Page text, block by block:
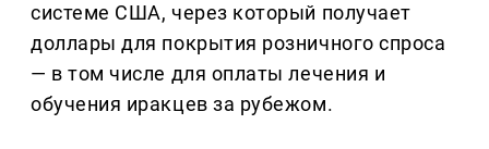
системе США, через который получает
доллары для покрытия розничного спроса
— в том числе для оплаты лечения и
обучения иракцев за рубежом.